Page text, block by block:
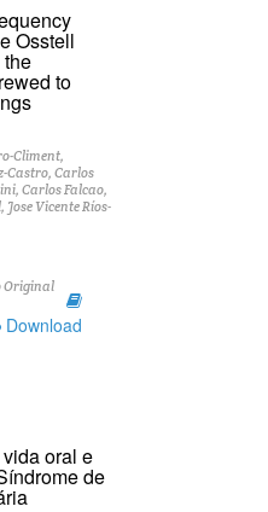
Osstell
to
Climent,
Castro, Carlos
Carlos Falcao,
Vicente Ríos-
Original
Download
oral e
de